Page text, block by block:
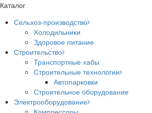
Каталог
Сельхоз-производство
Холодильники
Здоровое питание
Строительство
Транспортные хабы
Строительные технологии
Автопарковки
Строительное оборудование
Электрооборудование